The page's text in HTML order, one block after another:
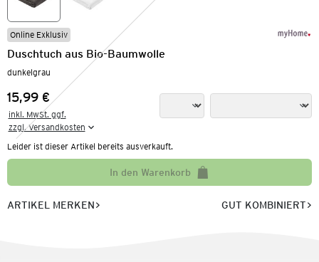
Online Exklusiv
Duschtuch aus Bio-Baumwolle
dunkelgrau
Preis:
15,99 €
inkl. MwSt. ggf.
zzgl. Versandkosten
Leider ist dieser Artikel bereits ausverkauft.
In den Warenkorb
ARTIKEL MERKEN GUT KOMBINIERT